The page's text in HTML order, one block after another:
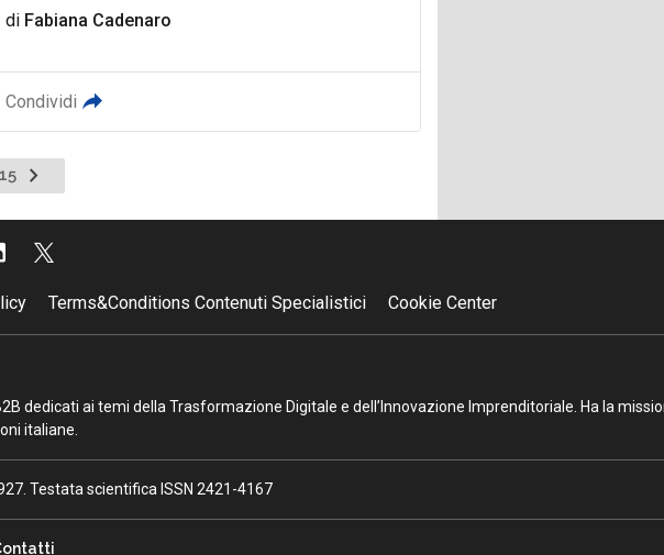
di Fabiana Cadenaro
Condividi
Pagina
successiva
Terms&Conditions Contenuti Specialistici Cookie Center
dedicati ai temi della Trasformazione Digitale e dell’Innovazione Imprenditoriale. Ha la
italiane.
Testata scientifica ISSN 2421-4167